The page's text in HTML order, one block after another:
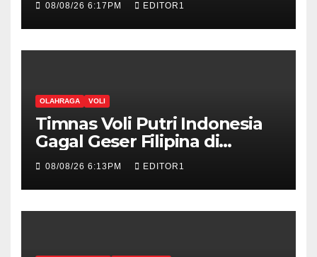
08/08/26 6:17PM EDITOR1
OLAHRAGA VOLI
Timnas Voli Putri Indonesia
Gagal Geser Filipina di
Klasemen Sementara SEA V
Cup Putri 2026, Usai Dihajar
Thailand 3-0
08/08/26 6:13PM EDITOR1